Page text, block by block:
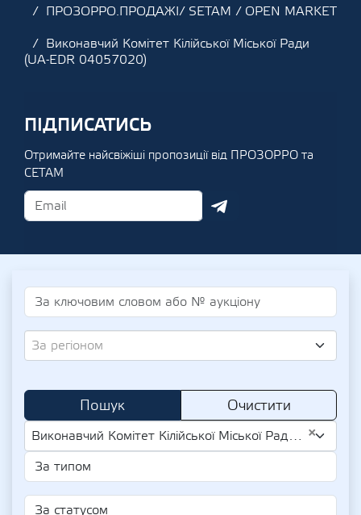
ПРОЗОРРО.ПРОДАЖІ/ SETAM / OPEN MARKET
Виконавчий Комітет Кілійської Міської Ради
(UA-EDR 04057020)
ПІДПИСАТИСЬ
Отримайте найсвіжіші пропозиції від ПРОЗОРРО та
СЕТАМ
За регіоном
Пошук Очистити
×
Виконавчий Комітет Кілійської Міської Ради (UA-EDR 04057020)